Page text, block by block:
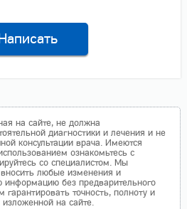
на сайте, не должна
диагностики и лечения и не
консультации врача. Имеются
ознакомьтесь с
со специалистом. Мы
любые изменения и
информацию без предварительного
точность, полноту и
на сайте.